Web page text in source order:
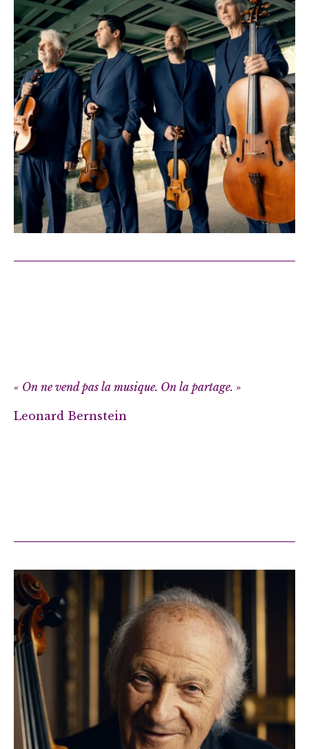
« On ne vend pas la musique. On la partage. »
Leonard Bernstein